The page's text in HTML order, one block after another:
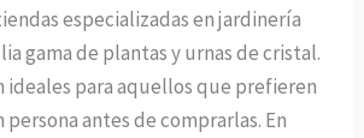
especializadas en jardinería
gama de plantas y urnas de cristal.
ideales para aquellos que prefieren
persona antes de comprarlas. En